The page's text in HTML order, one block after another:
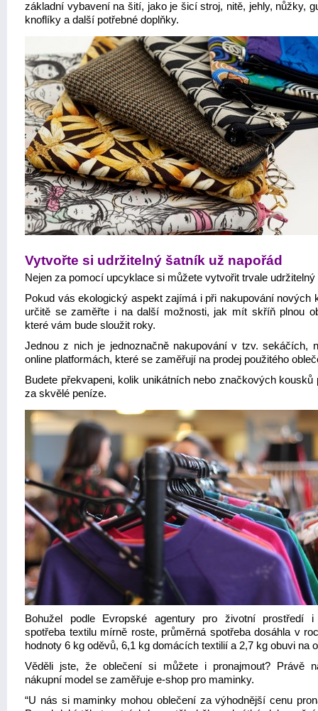
základní vybavení na šití, jako je šicí stroj, nitě, jehly, nůžky,
knoflíky a další potřebné doplňky.
Vytvořte si udržitelný šatník už napořád
Nejen za pomocí upcyklace si můžete vytvořit trvale
Pokud vás ekologický aspekt zajímá i při nakupování nových
určitě se zaměřte i na další možnosti, jak mít skříň plnou
které vám bude sloužit roky.
Jednou z nich je jednoznačně nakupování v tzv. sekáčích,
online platformách, které se zaměřují na prodej použitého
Budete překvapeni, kolik unikátních nebo značkových kousků
za skvělé peníze.
Bohužel podle Evropské agentury pro životní prostředí i
spotřeba textilu mírně roste, průměrná spotřeba dosáhla v
hodnoty 6 kg oděvů, 6,1 kg domácích textilií a 2,7 kg obuvi na
Věděli jste, že oblečení si můžete i pronajmout? Právě
nákupní model se zaměřuje e-shop pro maminky.
“U nás si maminky mohou oblečení za výhodnější cenu